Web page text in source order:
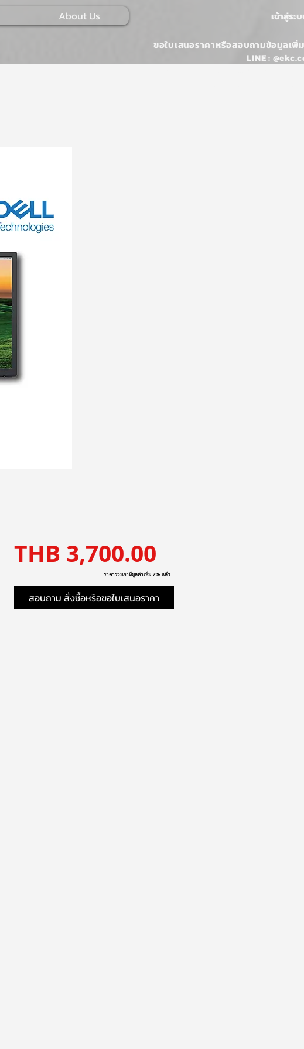
About Us เข้าสู่ระ
ขอใบเสนอราคาหรือสอบถามข้อมูลเพิ่
LINE :
THB 3,700.00ราคา
สอบถาม สั่งซื้อหรือขอใบเสนอราคา
ราคารวมภาษีมูลค่าเพิ่ม 7% แล้ว